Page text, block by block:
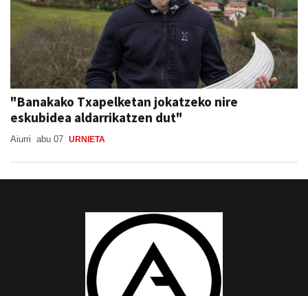
"Banakako Txapelketan jokatzeko nire
eskubidea aldarrikatzen dut"
Aiurri abu 07 URNIETA